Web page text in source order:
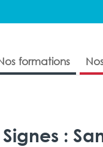
formations
Signes :